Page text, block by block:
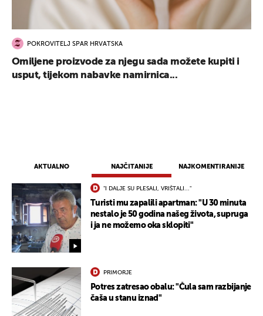
AKTUALNO NAJČITANIJE NAJKOMENTIRANIJE
"I DALJE SU PLESALI, VRIŠTALI..."
Turisti mu zapalili apartman: "U 30 minuta
nestalo je 50 godina našeg života, supruga
i ja ne možemo oka sklopiti"
PRIMORJE
Potres zatresao obalu: "Čula sam razbijanje
čaša u stanu iznad"
POKROVITELJ SPAR HRVATSKA
Omiljene proizvode za njegu sada možete kupiti i
usput, tijekom nabavke namirnica...